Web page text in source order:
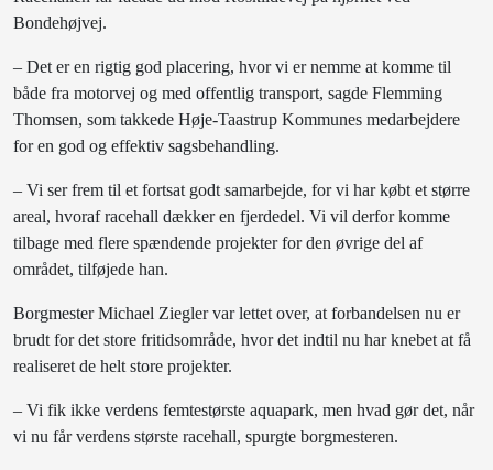
Bondehøjvej.
– Det er en rigtig god placering, hvor vi er nemme at komme til
både fra motorvej og med offentlig transport, sagde Flemming
Thomsen, som takkede Høje-Taastrup Kommunes medarbejdere
for en god og effektiv sagsbehandling.
– Vi ser frem til et fortsat godt samarbejde, for vi har købt et større
areal, hvoraf racehall dækker en fjerdedel. Vi vil derfor komme
tilbage med flere spændende projekter for den øvrige del af
området, tilføjede han.
Borgmester Michael Ziegler var lettet over, at forbandelsen nu er
brudt for det store fritidsområde, hvor det indtil nu har knebet at få
realiseret de helt store projekter.
– Vi fik ikke verdens femtestørste aquapark, men hvad gør det, når
vi nu får verdens største racehall, spurgte borgmesteren.